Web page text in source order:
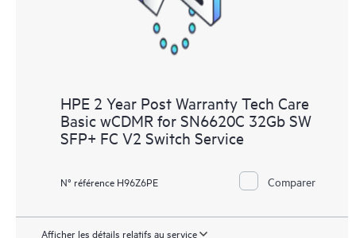
HPE 2 Year Post Warranty Tech Care
Basic wCDMR for SN6620C 32Gb SW
SFP+ FC V2 Switch Service
N° référence H96Z6PE Comparer
Afficher les détails relatifs au service